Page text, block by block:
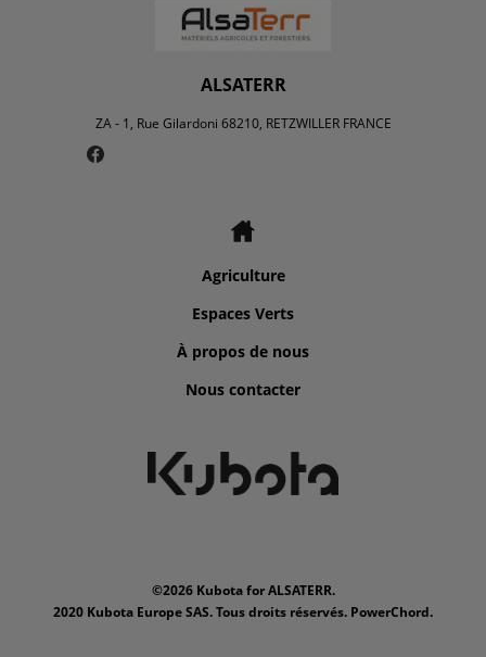
ALSATERR
ZA - 1, Rue Gilardoni 68210, RETZWILLER FRANCE
Agriculture
Espaces Verts
À propos de nous
Nous contacter
©2026 Kubota for ALSATERR.
2020 Kubota Europe SAS. Tous droits réservés. PowerChord.